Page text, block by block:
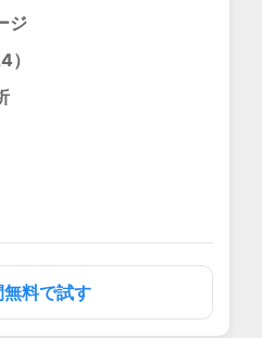
ジ
）
料で試す